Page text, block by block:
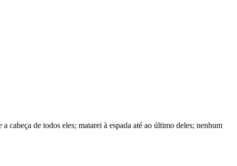
cabeça de todos eles; matarei à espada até ao último deles; nenhum